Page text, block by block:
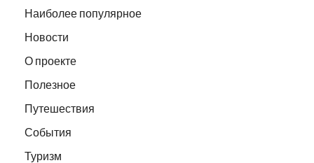
Наиболее популярное
Новости
О проекте
Полезное
Путешествия
События
Туризм